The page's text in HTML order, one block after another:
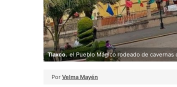
Tlaxco. el Pueblo Mágico rodeado de
Por Velma Mayén